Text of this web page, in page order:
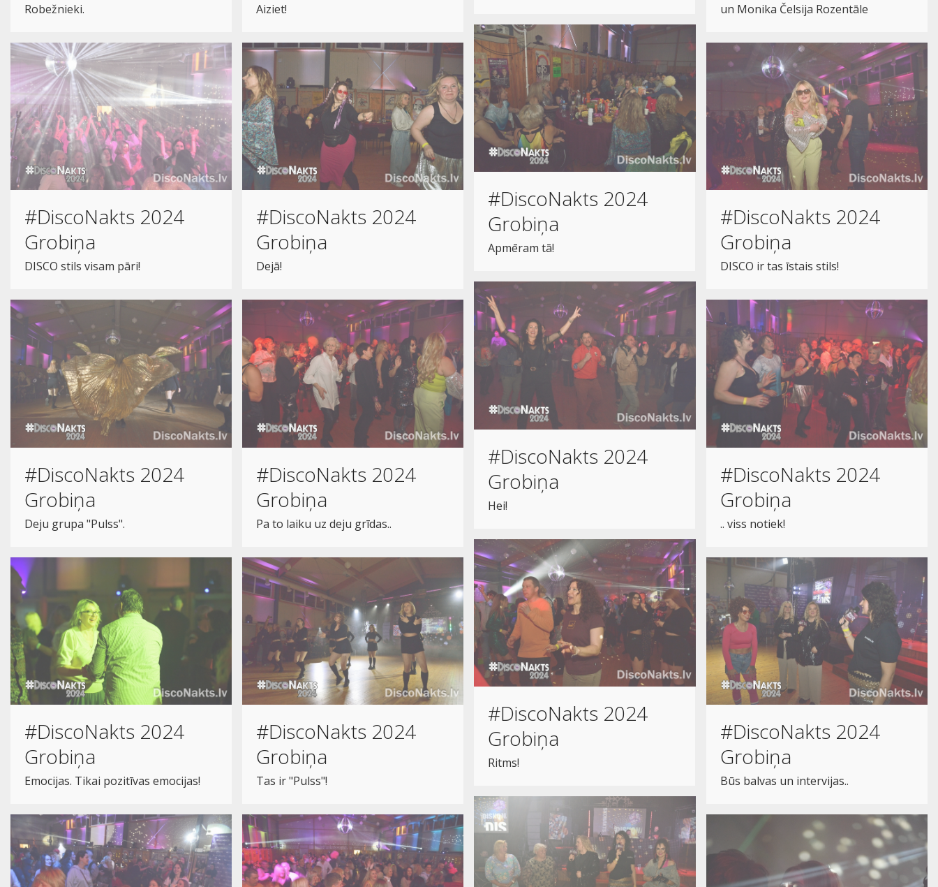
Robežnieki.
un Monika Čelsija Rozentāle
Aiziet!
#DiscoNakts 2024
Grobiņa
Apmēram tā!
#DiscoNakts 2024
Grobiņa
DISCO stils visam pāri!
#DiscoNakts 2024
Grobiņa
Dejā!
#DiscoNakts 2024
Grobiņa
DISCO ir tas īstais stils!
#DiscoNakts 2024
Grobiņa
Hei!
#DiscoNakts 2024
Grobiņa
Deju grupa "Pulss".
#DiscoNakts 2024
Grobiņa
Pa to laiku uz deju grīdas..
#DiscoNakts 2024
Grobiņa
.. viss notiek!
#DiscoNakts 2024
Grobiņa
Ritms!
#DiscoNakts 2024
Grobiņa
Emocijas. Tikai pozitīvas emocijas!
#DiscoNakts 2024
Grobiņa
Tas ir "Pulss"!
#DiscoNakts 2024
Grobiņa
Būs balvas un intervijas..